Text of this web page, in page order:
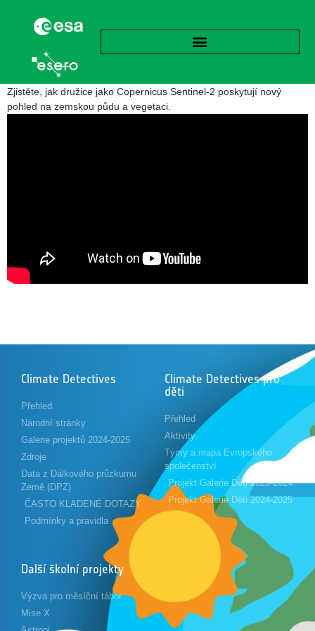
Zjistěte, jak družice jako Copernicus Sentinel-2 poskytují nový
pohled na zemskou půdu a vegetaci.
Climate Detectives
Přehled
Národní stránky
Galerie projektů 2024-2025
Zdroje
Data z Dálkového průzkumu
Země (DPZ)
ČASTO KLADENÉ DOTAZY
Podmínky a pravidla
Climate Detectives pro
děti
Přehled
Aktivity
Týmy a mapa Evropského
společenství
Projekt Galerie Děti 2023-2024
Projekt Galerie Děti 2024-2025
Další školní projekty
Výzva pro měsíční tábor
Mise X